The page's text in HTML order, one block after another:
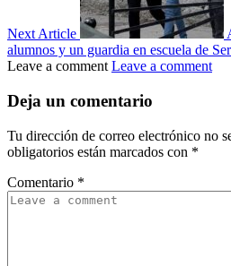
Next Article
alumnos y un guardia en escuela de
Leave a comment Leave a comment
Deja un comentario
Tu dirección de correo electrónico no
obligatorios están marcados con *
Comentario *